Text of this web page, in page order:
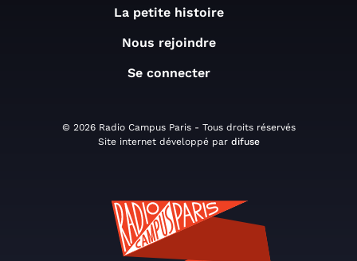
La petite histoire
Nous rejoindre
Se connecter
© 2026 Radio Campus Paris - Tous droits réservés
Site internet développé par difuse